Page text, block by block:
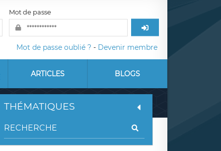
Mot de passe
Mot de passe oublié ? - Devenir membre
ARTICLES BLOGS
THÉMATIQUES